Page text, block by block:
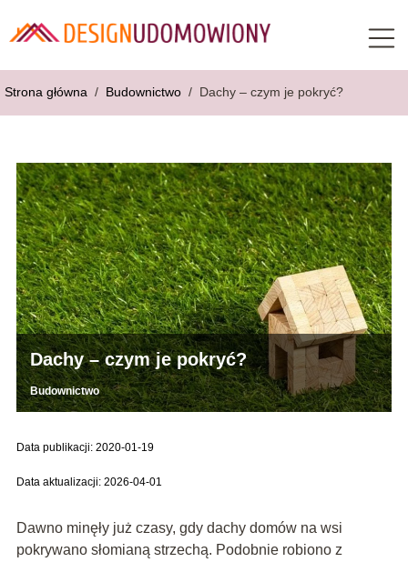
Strona główna / Budownictwo / Dachy – czym je pokryć?
Dachy – czym je pokryć?
Budownictwo
Data publikacji: 2020-01-19
Data aktualizacji: 2026-04-01
Dawno minęły już czasy, gdy dachy domów na wsi
pokrywano słomianą strzechą. Podobnie robiono z